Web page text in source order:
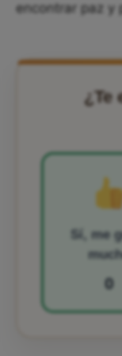
encontrar paz y
¿Te
Sí, me
0